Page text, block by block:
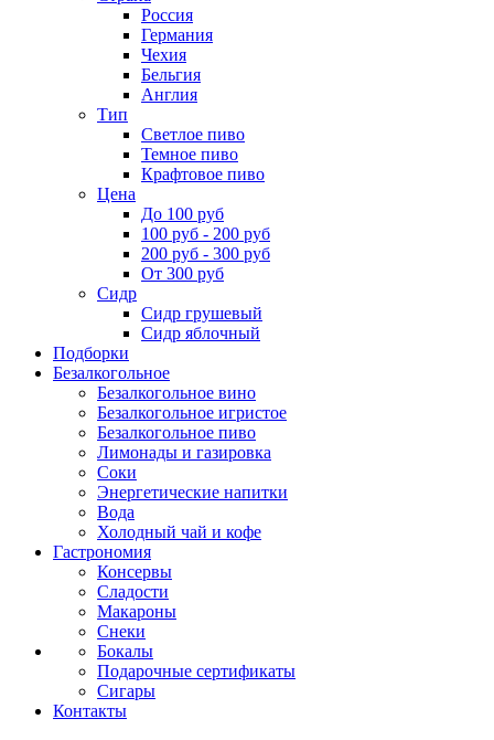
Россия
Германия
Чехия
Бельгия
Англия
Тип
Светлое пиво
Темное пиво
Крафтовое пиво
Цена
До 100 руб
100 руб - 200 руб
200 руб - 300 руб
От 300 руб
Сидр
Сидр грушевый
Сидр яблочный
Подборки
Безалкогольное
Безалкогольное вино
Безалкогольное игристое
Безалкогольное пиво
Лимонады и газировка
Соки
Энергетические напитки
Вода
Холодный чай и кофе
Гастрономия
Консервы
Сладости
Макароны
Снеки
Бокалы
Подарочные сертификаты
Сигары
Контакты